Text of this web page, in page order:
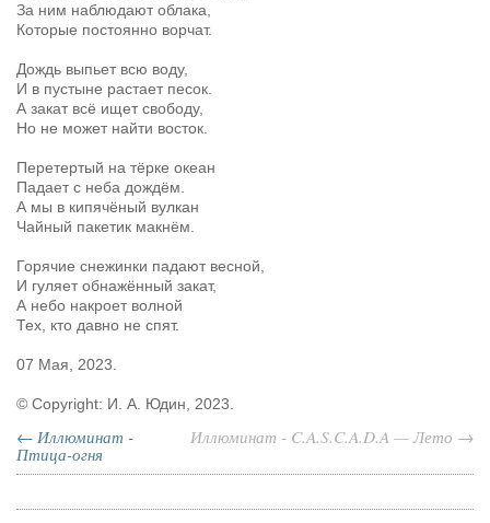
За ним наблюдают облака,
Которые постоянно ворчат.
Дождь выпьет всю воду,
И в пустыне растает песок.
А закат всё ищет свободу,
Но не может найти восток.
Перетертый на тёрке океан
Падает с неба дождём.
А мы в кипячёный вулкан
Чайный пакетик макнём.
Горячие снежинки падают весной,
И гуляет обнажённый закат,
А небо накроет волной
Тех, кто давно не спят.
07 Мая, 2023.
© Copyright: И. А. Юдин, 2023.
Иллюминат - C.A.S.C.A.D.A — Лето →
← Иллюминат -
Птица-огня